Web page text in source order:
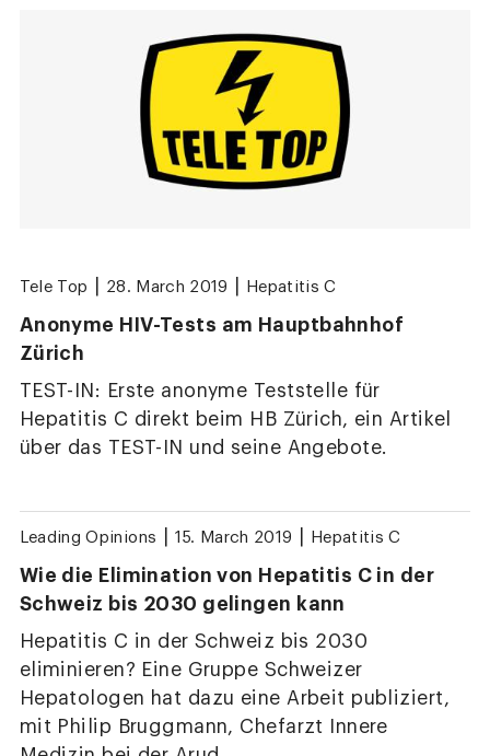
Tele Top 28. March 2019 Hepatitis C
Anonyme HIV-Tests am Hauptbahnhof
Zürich
TEST-IN: Erste anonyme Teststelle für
Hepatitis C direkt beim HB Zürich, ein Artikel
über das TEST-IN und seine Angebote.
Leading Opinions 15. March 2019 Hepatitis C
Wie die Elimination von Hepatitis C in der
Schweiz bis 2030 gelingen kann
Hepatitis C in der Schweiz bis 2030
eliminieren? Eine Gruppe Schweizer
Hepatologen hat dazu eine Arbeit publiziert,
mit Philip Bruggmann, Chefarzt Innere